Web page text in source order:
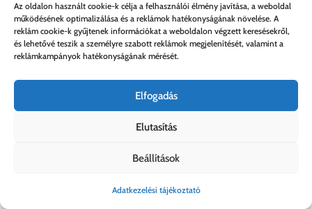
Az oldalon használt cookie-k célja a felhasználói élmény javítása, a weboldal
működésének optimalizálása és a reklámok hatékonyságának növelése. A
reklám cookie-k gyűjtenek információkat a weboldalon végzett keresésekről,
és lehetővé teszik a személyre szabott reklámok megjelenítését, valamint a
reklámkampányok hatékonyságának mérését.
Elfogadás
Elutasítás
Beállítások
Adatkezelési tájékoztató
Kovács András e.v. | 57357889-1-33